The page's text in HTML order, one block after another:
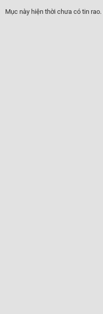
GIÁ XE
Mục này hiện thời chưa có tin rao.